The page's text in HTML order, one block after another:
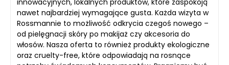
innowacyjnych, lokalnych produktów, które zaspokoją
nawet najbardziej wymagające gusta. Każda wizyta w
Rossmannie to możliwość odkrycia czegoś nowego –
od pielęgnacji skóry po makijaż czy akcesoria do
włosów. Nasza oferta to również produkty ekologiczne
oraz cruelty-free, które odpowiadają na rosnące